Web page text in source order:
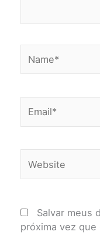
Salvar meus
próxima vez que